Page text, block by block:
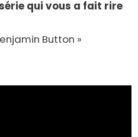
qui vous a fait rire
Button »